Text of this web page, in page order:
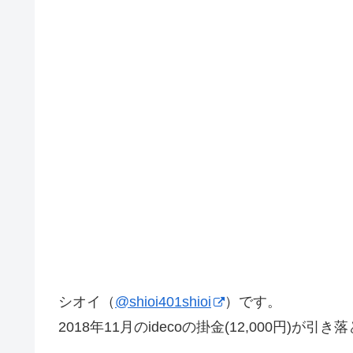
シオイ（ @shioi401shioi
）です。
2018年11月のidecoの掛金(12,000円)が引き落